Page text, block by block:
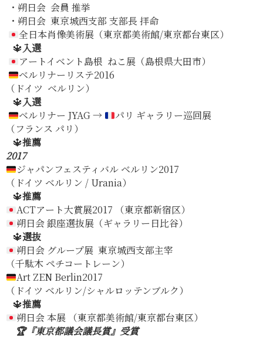
・朔日会 会員 推挙
・朔日会 東京城西支部 支部長 拝命
全日本肖像美術展（東京都美術館/東京都台東区）
🔱入選
アートイベント島根 ねこ展（島根県大田市）
ベルリナーリステ2016
（ドイツ ベルリン）
🔱入選
ベルリナー JYAG →
パリ ギャラリー巡回展
（フランス パリ）
🔱推薦
2017
ジャパンフェスティバル ベルリン2017
（ドイツ ベルリン / Urania）
🔱推薦
ACTアート大賞展2017 （東京都新宿区）
朔日会 銀座選抜展（ギャラリー日比谷）
🔱選抜
朔日会 グループ展 東京城西支部主宰
（千駄木 ペチコートレーン）
Art ZEN Berlin2017
（ドイツ ベルリン/シャルロッテンブルク）
🔱推薦
朔日会 本展 （東京都美術館/東京都台東区）
🏆『東京都議会議長賞』受賞